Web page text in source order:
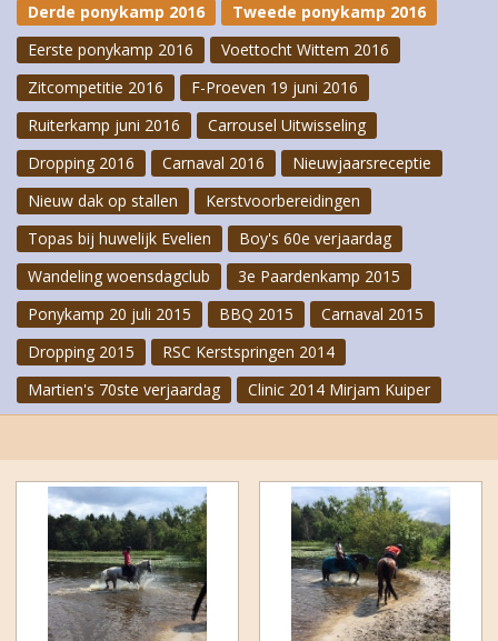
Derde ponykamp 2016
Tweede ponykamp 2016
Eerste ponykamp 2016
Voettocht Wittem 2016
Zitcompetitie 2016
F-Proeven 19 juni 2016
Ruiterkamp juni 2016
Carrousel Uitwisseling
Dropping 2016
Carnaval 2016
Nieuwjaarsreceptie
Nieuw dak op stallen
Kerstvoorbereidingen
Topas bij huwelijk Evelien
Boy's 60e verjaardag
Wandeling woensdagclub
3e Paardenkamp 2015
Ponykamp 20 juli 2015
BBQ 2015
Carnaval 2015
Dropping 2015
RSC Kerstspringen 2014
Martien's 70ste verjaardag
Clinic 2014 Mirjam Kuiper